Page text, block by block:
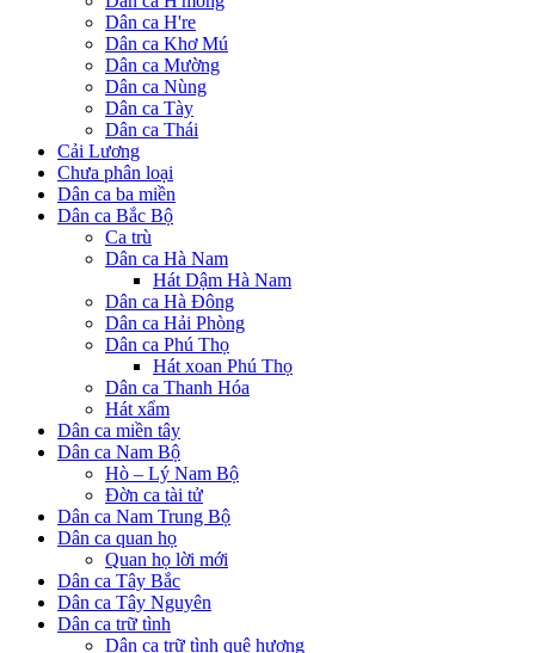
Dân ca H're
Dân ca Khơ Mú
Dân ca Mường
Dân ca Nùng
Dân ca Tày
Dân ca Thái
Cải Lương
Chưa phân loại
Dân ca ba miền
Dân ca Bắc Bộ
Ca trù
Dân ca Hà Nam
Hát Dậm Hà Nam
Dân ca Hà Đông
Dân ca Hải Phòng
Dân ca Phú Thọ
Hát xoan Phú Thọ
Dân ca Thanh Hóa
Hát xẩm
Dân ca miền tây
Dân ca Nam Bộ
Hò – Lý Nam Bộ
Đờn ca tài tử
Dân ca Nam Trung Bộ
Dân ca quan họ
Quan họ lời mới
Dân ca Tây Bắc
Dân ca Tây Nguyên
Dân ca trữ tình
Dân ca trữ tình quê hương